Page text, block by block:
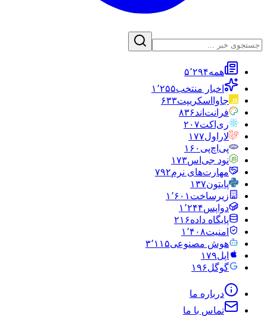
همه۵٬۲۹۴
اخبار منتخب۱٬۲۵۵
جاوااسکریپت۶۳۳
فرانت‌اند۸۳۶
ری‌اکت۲۰۷
لاراول۱۷۷
پی‌اچ‌پی ۱۶۰
نود جی‌اس۱۷۳
مهارت‌های نرم۷۹۲
پایتون۱۳۷
زیرساخت ۱٬۶۰۱
دواپس۱٬۲۴۴
پایگاه داده۲۱۶
امنیت۱٬۴۰۸
هوش مصنوعی۳٬۱۱۵
اپل۱۷۹
گوگل۱۹۶
درباره ما
تماس با ما